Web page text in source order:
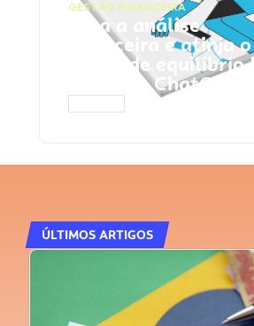
GESTÃO FINANCEIRA
Faça a análise
financeira e atinja o
ponto de equilíbrio
Prompts ChatGPT
ÚLTIMOS ARTIGOS